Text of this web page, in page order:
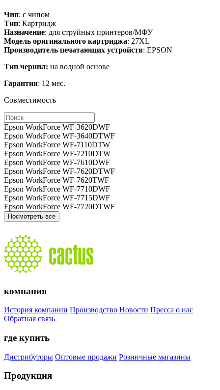
Чип: с чипом
Тип: Картридж
Назначение: для струйных принтеров/МФУ
Модель оригинального картриджа: 27XL
Производитель печатающих устройств: EPSON
Тип чернил: на водной основе
Гарантия: 12 мес.
Совместимость
Epson WorkForce WF-3620DWF
Epson WorkForce WF-3640DTWF
Epson WorkForce WF-7110DTW
Epson WorkForce WF-7210DTW
Epson WorkForce WF-7610DWF
Epson WorkForce WF-7620DTWF
Epson WorkForce WF-7620TWF
Epson WorkForce WF-7710DWF
Epson WorkForce WF-7715DWF
Epson WorkForce WF-7720DTWF
Посмотреть все
компания
История компании Производство Новости Пресса о нас
Обратная связь
где купить
Дистрибуторы Оптовые продажи Розничные магазины
Продукция